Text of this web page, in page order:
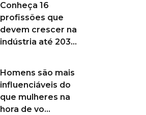
Conheça 16
profissões que
devem crescer na
indústria até 203...
Homens são mais
influenciáveis do
que mulheres na
hora de vo...